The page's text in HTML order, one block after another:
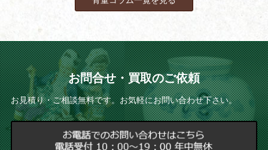
お問合せ・買取のご依頼
お見積り・ご相談無料です。お気軽にお問い合わせ下さい。